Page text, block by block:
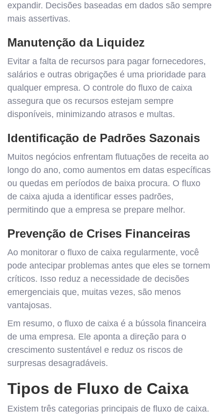
expandir. Decisões baseadas em dados são sempre
mais assertivas.
Manutenção da Liquidez
Evitar a falta de recursos para pagar fornecedores,
salários e outras obrigações é uma prioridade para
qualquer empresa. O controle do fluxo de caixa
assegura que os recursos estejam sempre
disponíveis, minimizando atrasos e multas.
Identificação de Padrões Sazonais
Muitos negócios enfrentam flutuações de receita ao
longo do ano, como aumentos em datas específicas
ou quedas em períodos de baixa procura. O fluxo
de caixa ajuda a identificar esses padrões,
permitindo que a empresa se prepare melhor.
Prevenção de Crises Financeiras
Ao monitorar o fluxo de caixa regularmente, você
pode antecipar problemas antes que eles se tornem
críticos. Isso reduz a necessidade de decisões
emergenciais que, muitas vezes, são menos
vantajosas.
Em resumo, o fluxo de caixa é a bússola financeira
de uma empresa. Ele aponta a direção para o
crescimento sustentável e reduz os riscos de
surpresas desagradáveis.
Tipos de Fluxo de Caixa
Existem três categorias principais de fluxo de caixa.